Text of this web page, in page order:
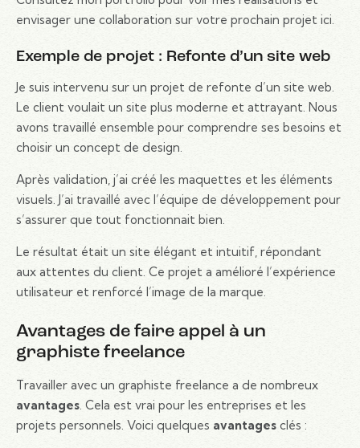
envisager une collaboration sur votre prochain projet ici.
Exemple de projet : Refonte d’un site web
Je suis intervenu sur un projet de refonte d’un site web.
Le client voulait un site plus moderne et attrayant. Nous
avons travaillé ensemble pour comprendre ses besoins et
choisir un concept de design.
Après validation, j’ai créé les maquettes et les éléments
visuels. J’ai travaillé avec l’équipe de développement pour
s’assurer que tout fonctionnait bien.
Le résultat était un site élégant et intuitif, répondant
aux attentes du client. Ce projet a amélioré l’expérience
utilisateur et renforcé l’image de la marque.
Avantages de faire appel à un
graphiste freelance
Travailler avec un graphiste freelance a de nombreux
avantages . Cela est vrai pour les entreprises et les
projets personnels. Voici quelques avantages clés :